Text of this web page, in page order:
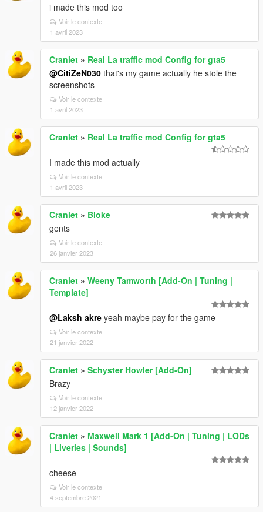
i made this mod too
Voir le contexte
1 avril 2023
Cranlet » Real La traffic mod Config for gta5
@CitiZeN030 that's my game actually he stole the
screenshots
Voir le contexte
1 avril 2023
Cranlet » Real La traffic mod Config for gta5
I made this mod actually
Voir le contexte
1 avril 2023
Cranlet » Bloke
gents
Voir le contexte
26 janvier 2023
Cranlet » Weeny Tamworth [Add-On | Tuning |
Template]
@Laksh akre yeah maybe pay for the game
Voir le contexte
21 janvier 2022
Cranlet » Schyster Howler [Add-On]
Brazy
Voir le contexte
12 janvier 2022
Cranlet » Maxwell Mark 1 [Add-On | Tuning | LODs
| Liveries | Sounds]
cheese
Voir le contexte
4 septembre 2021